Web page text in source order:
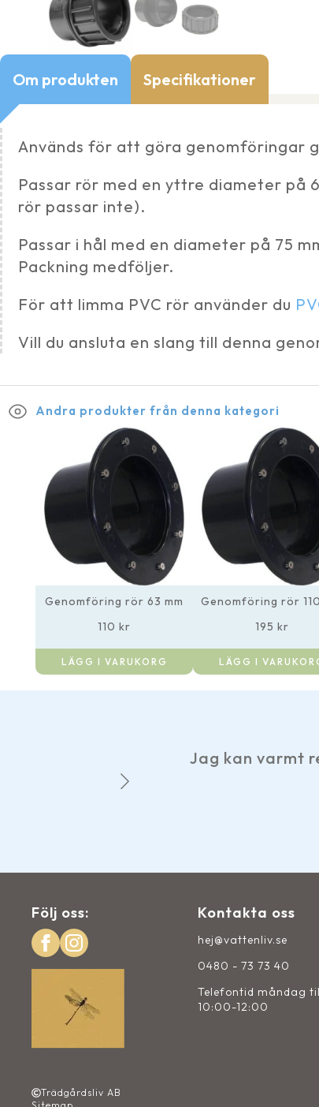
Om produkten Specifikationer
Används för att göra genomföringar
Passar rör med en yttre diameter på
rör passar inte).
Passar i hål med en diameter på 75
Packning medföljer.
För att limma PVC rör använder du
Vill du ansluta en slang till denna
Andra produkter från denna kategori
Genomföring rör 63 mm
110 kr
LÄGG I VARUKORG
Genomföring rör
195 kr
LÄGG I
Jag kan varmt
Följ oss:
Trädgårdsliv AB
Kontakta oss
hej@vattenliv.se
0480 - 73 73 40
Telefontid måndag
10:00-12:00